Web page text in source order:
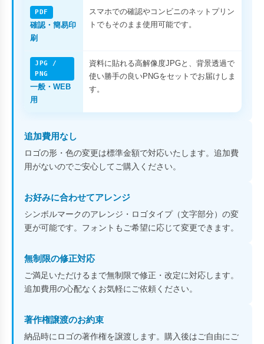
PDF
確認・簡易印
刷
スマホでの確認やコンビニのネットプリン
トでもそのまま使用可能です。
JPG /
PNG
一般・WEB
用
資料に貼れる高解像度JPGと、背景透過で
使い勝手の良いPNGをセットでお届けしま
す。
追加費用なし
ロゴの形・色の変更は標準金額で対応いたします。追加費
用がないのでご安心してご購入ください。
お好みに合わせてアレンジ
シンボルマークのアレンジ・ロゴタイプ（文字部分）の変
更が可能です。フォントもご希望に応じて変更できます。
無制限の修正対応
ご満足いただけるまで無制限で修正・改定に対応します。
追加費用の心配なくお気軽にご依頼ください。
著作権譲渡のお約束
納品時にロゴの著作権を譲渡します。購入後はご自由にご